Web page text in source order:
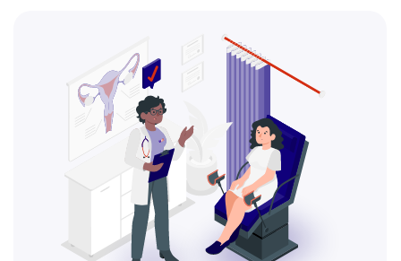
У нас работают
настоящие профессионалы
Стаж >10лет